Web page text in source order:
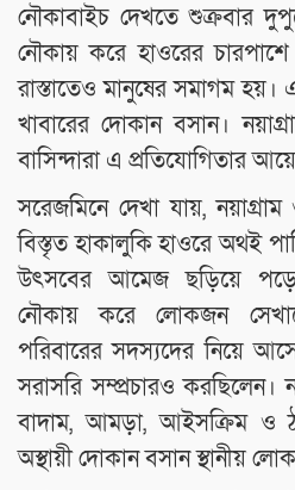
নৌকাবাইচ দেখতে শুক্রবার
নৌকায় করে হাওরের
রাস্তাতেও মানুষের সমাগম হয়।
খাবারের দোকান বসান।
বাসিন্দারা এ প্রতিযোগিতার
সরেজমিনে দেখা যায়,
বিস্তৃত হাকালুকি হাওরে অথই
উৎসবের আমেজ ছড়িয়ে
নৌকায় করে লোকজন
পরিবারের সদস্যদের নিয়ে
সরাসরি সম্প্রচারও করছিলেন।
বাদাম, আমড়া, আইসক্রিম ও
অস্থায়ী দোকান বসান স্থানীয়